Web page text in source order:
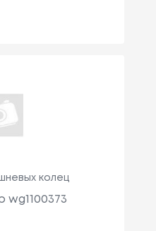
колец
wg1100373